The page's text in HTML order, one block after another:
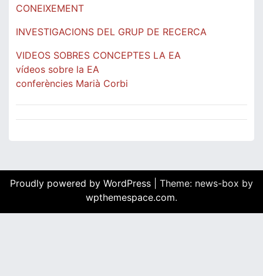
CONEIXEMENT
INVESTIGACIONS DEL GRUP DE RECERCA
VIDEOS SOBRES CONCEPTES LA EA
vídeos sobre la EA
conferències Marià Corbi
Proudly powered by WordPress
Theme: news-box by
wpthemespace.com.